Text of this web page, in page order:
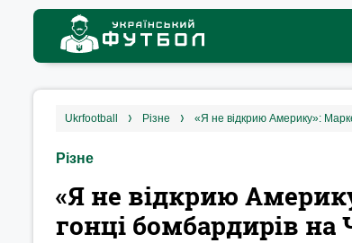
ukrfootball різне «‎Я не відкрию Америку»:
Різне
«‎Я не відкрию
гонці бомбардирів на